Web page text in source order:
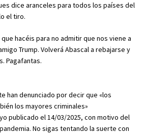
dice aranceles para todos los países del
el tiro.
hacéis para no admitir que nos viene a
Trump. Volverá Abascal a rebajarse y
Pagafantas.
han denunciado por decir que «los
los mayores criminales»
publicado el 14/03/2025, con motivo del
No sigas tentando la suerte con